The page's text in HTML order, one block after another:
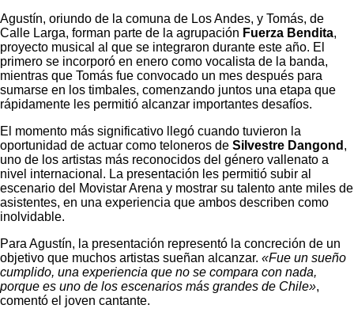
Agustín, oriundo de la comuna de Los Andes, y Tomás, de
Calle Larga, forman parte de la agrupación Fuerza Bendita,
proyecto musical al que se integraron durante este año. El
primero se incorporó en enero como vocalista de la banda,
mientras que Tomás fue convocado un mes después para
sumarse en los timbales, comenzando juntos una etapa que
rápidamente les permitió alcanzar importantes desafíos.
El momento más significativo llegó cuando tuvieron la
oportunidad de actuar como teloneros de Silvestre Dangond ,
uno de los artistas más reconocidos del género vallenato a
nivel internacional. La presentación les permitió subir al
escenario del Movistar Arena y mostrar su talento ante miles de
asistentes, en una experiencia que ambos describen como
inolvidable.
Para Agustín, la presentación representó la concreción de un
objetivo que muchos artistas sueñan alcanzar. «Fue un sueño
cumplido, una experiencia que no se compara con nada,
porque es uno de los escenarios más grandes de Chile»,
comentó el joven cantante.